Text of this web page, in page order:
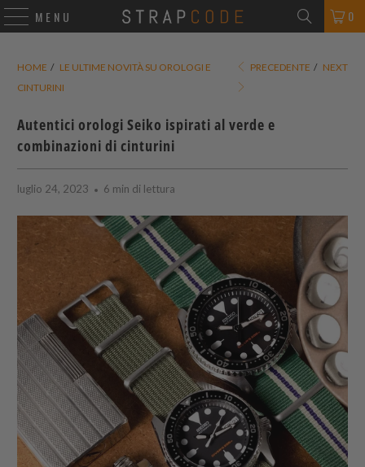
MENU 0
HOME / LE ULTIME NOVITÀ SU OROLOGI E
CINTURINI
PRECEDENTE / NEXT
Autentici orologi Seiko ispirati al verde e
combinazioni di cinturini
luglio 24, 2023 6 min di lettura